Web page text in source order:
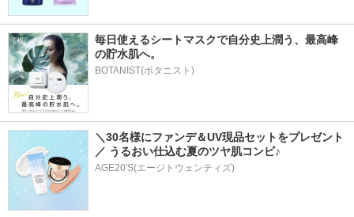
毎日使えるシートマスクで自分史上潤う、最高峰
の貯水肌へ。
BOTANIST(ボタニスト)
＼30名様にファンデ＆UV現品セットをプレゼント
／ うるおい仕込む夏のツヤ肌コンビ♪
AGE20'S(エージトウェンティズ)